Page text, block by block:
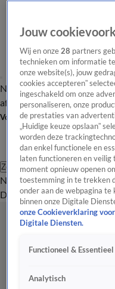
Nieuws van de DagOpinie
afleveringVideo's Nieuws
Volg Nieuws van de Dag
Zoeken
Nieuws van de DagOpinie
Dag
Video'sUitzendingen
Jouw
Wij en onze28 partners
technieken om informatie
onze website(s), jouw
cookies accepteren”
ingeschakeld om onze
personaliseren, onze
de prestaties van
„Huidige keuze opslaan”
worden deze
dan enkel functionele en
laten functioneren en veilig
moment opnieuw openen
toestemming in te trekken
onder aan de webpagina te
binnen onze Digitale
onze Cookieverklaring
Digitale Diensten.
Functioneel & Essentieel
Analytisch